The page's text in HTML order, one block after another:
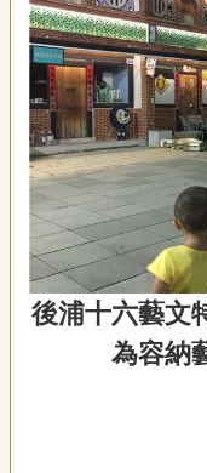
後浦十六藝文
為容納